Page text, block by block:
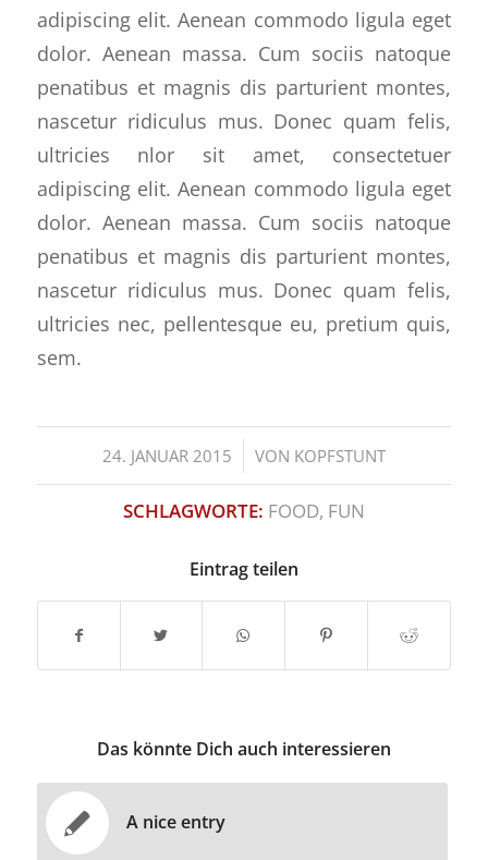
adipiscing elit. Aenean commodo ligula eget
dolor. Aenean massa. Cum sociis natoque
penatibus et magnis dis parturient montes,
nascetur ridiculus mus. Donec quam felis,
ultricies nlor sit amet, consectetuer
adipiscing elit. Aenean commodo ligula eget
dolor. Aenean massa. Cum sociis natoque
penatibus et magnis dis parturient montes,
nascetur ridiculus mus. Donec quam felis,
ultricies nec, pellentesque eu, pretium quis,
sem.
24. JANUAR 2015
/ VON KOPFSTUNT
SCHLAGWORTE: FOOD, FUN
Eintrag teilen
Das könnte Dich auch interessieren
A nice entry